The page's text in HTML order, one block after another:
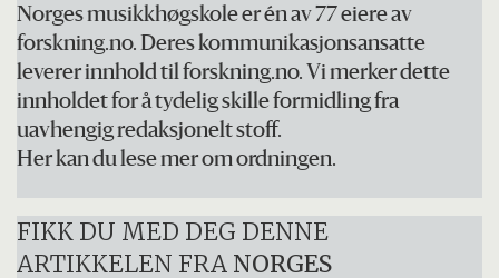
Norges musikkhøgskole er én av 77 eiere av
forskning.no. Deres kommunikasjonsansatte
leverer innhold til forskning.no. Vi merker dette
innholdet for å tydelig skille formidling fra
uavhengig redaksjonelt stoff.
Her kan du lese mer om ordningen.
FIKK DU MED DEG DENNE
ARTIKKELEN FRA NORGES